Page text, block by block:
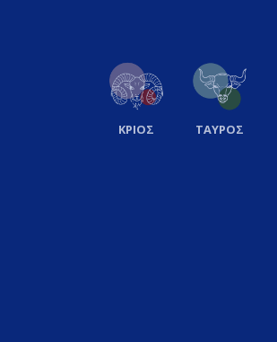
ΚΡΙΟΣ ΤΑΥΡΟΣ